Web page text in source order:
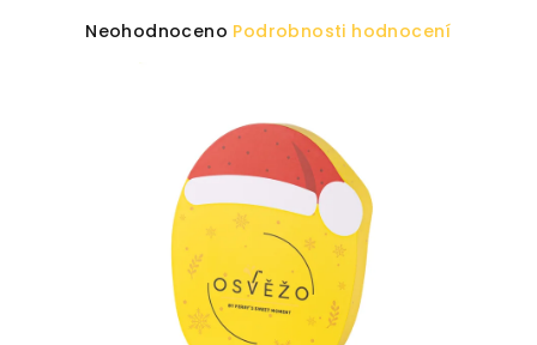
Průměrné
hvězdiček.
Neohodnoceno Podrobnosti hodnocení